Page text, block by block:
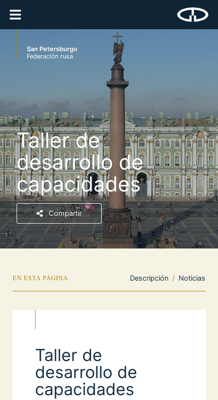
San Petersburgo
Federación rusa
Taller de
desarrollo de
capacidades
Compartir
EN ESTA PÁGINA Descripción / Noticias
Taller de
desarrollo de
capacidades